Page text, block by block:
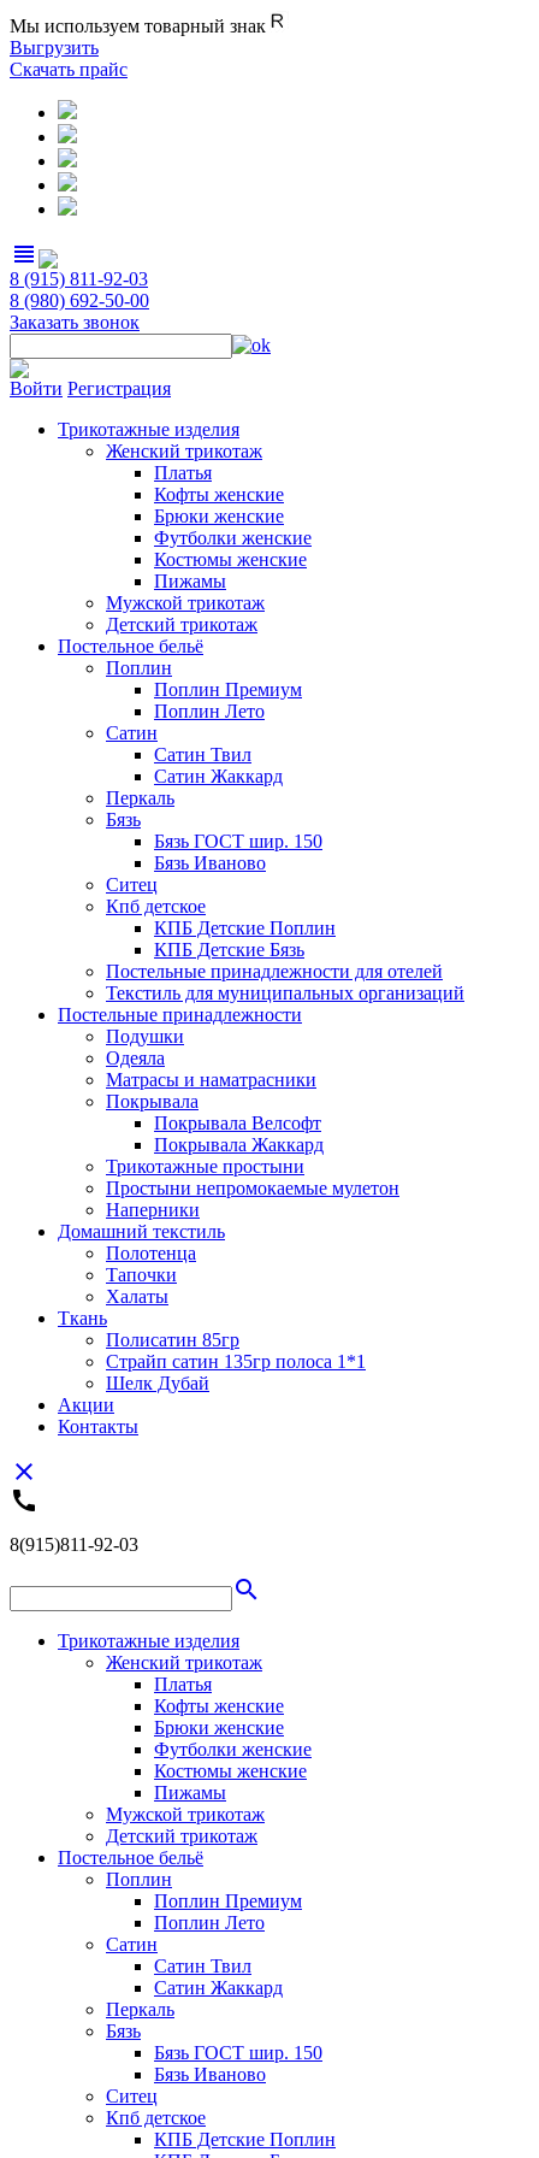
Мы используем товарный знак
Выгрузить
Скачать прайс
view_headline
8 (915) 811-92-03
8 (980) 692-50-00
Заказать звонок
Войти Регистрация
Трикотажные изделия
Женский трикотаж
Платья
Кофты женские
Брюки женские
Футболки женские
Костюмы женские
Пижамы
Мужской трикотаж
Детский трикотаж
Постельное бельё
Поплин
Поплин Премиум
Поплин Лето
Сатин
Сатин Твил
Сатин Жаккард
Перкаль
Бязь
Бязь ГОСТ шир. 150
Бязь Иваново
Ситец
Кпб детское
КПБ Детские Поплин
КПБ Детские Бязь
Постельные принадлежности для отелей
Текстиль для муниципальных организаций
Постельные принадлежности
Подушки
Одеяла
Матрасы и наматрасники
Покрывала
Покрывала Велсофт
Покрывала Жаккард
Трикотажные простыни
Простыни непромокаемые мулетон
Наперники
Домашний текстиль
Полотенца
Тапочки
Халаты
Ткань
Полисатин 85гр
Страйп сатин 135гр полоса 1*1
Шелк Дубай
Акции
Контакты
close
call
8(915)811-92-03
search
Трикотажные изделия
Женский трикотаж
Платья
Кофты женские
Брюки женские
Футболки женские
Костюмы женские
Пижамы
Мужской трикотаж
Детский трикотаж
Постельное бельё
Поплин
Поплин Премиум
Поплин Лето
Сатин
Сатин Твил
Сатин Жаккард
Перкаль
Бязь
Бязь ГОСТ шир. 150
Бязь Иваново
Ситец
Кпб детское
КПБ Детские Поплин